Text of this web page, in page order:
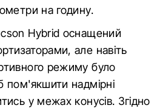
на годину.
Hybrid оснащений
але навіть
режиму було
пом'якшити надмірні
у межах конусів. Згідно